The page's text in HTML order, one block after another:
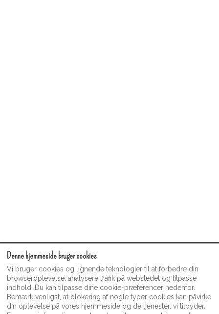
Servicevilkår
Fortrolighedspolitik
Moonshine Inn souvenier- og gavebutik
Denne hjemmeside bruger cookies
Vi bruger cookies og lignende teknologier til at forbedre din
browseroplevelse, analysere trafik på webstedet og tilpasse
indhold. Du kan tilpasse dine cookie-præferencer nedenfor.
Bemærk venligst, at blokering af nogle typer cookies kan påvirke
din oplevelse på vores hjemmeside og de tjenester, vi tilbyder.